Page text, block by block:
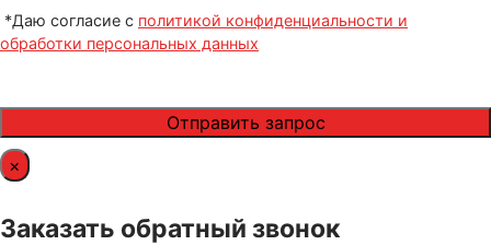
*Даю согласие с политикой конфиденциальности и
обработки персональных данных
×
Заказать обратный звонок